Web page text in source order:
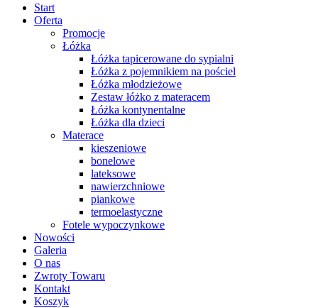
Start
Oferta
Promocje
Łóżka
Łóżka tapicerowane do sypialni
Łóżka z pojemnikiem na pościel
Łóżka młodzieżowe
Zestaw łóżko z materacem
Łóżka kontynentalne
Łóżka dla dzieci
Materace
kieszeniowe
bonelowe
lateksowe
nawierzchniowe
piankowe
termoelastyczne
Fotele wypoczynkowe
Nowości
Galeria
O nas
Zwroty Towaru
Kontakt
Koszyk